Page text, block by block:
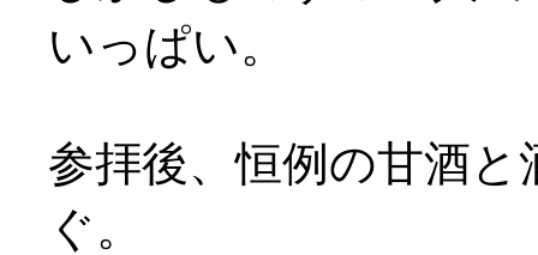
いっぱい。
参拝後、恒例の甘酒
ぐ。